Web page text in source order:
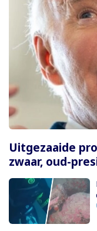
Uitgezaaide
zwaar, oud-